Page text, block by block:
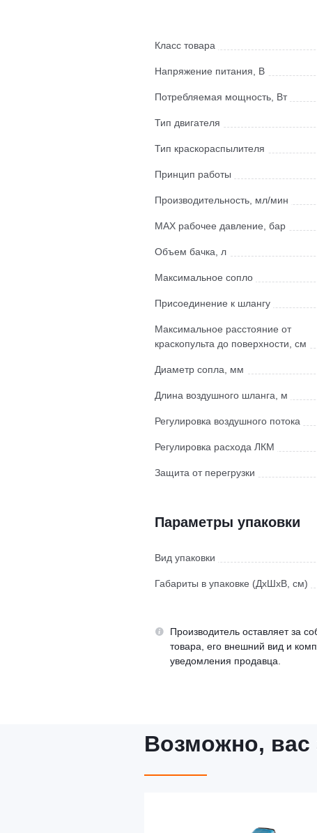
Класс товара
Напряжение питания, В
Потребляемая мощность, Вт
Тип двигателя
Тип краскораспылителя
Принцип работы
Производительность, мл/мин
МАХ рабочее давление, бар
Объем бачка, л
Максимальное сопло
Присоединение к шлангу
Максимальное расстояние от
краскопульта до поверхности, см
Диаметр сопла, мм
Длина воздушного шланга, м
Регулировка воздушного потока
Регулировка расхода ЛКМ
Защита от перегрузки
Параметры упаковки
Вид упаковки
Габариты в упаковке (ДхШхВ, см)
Производитель оставляет за
товара, его внешний вид и
уведомления продавца.
Возможно, вас